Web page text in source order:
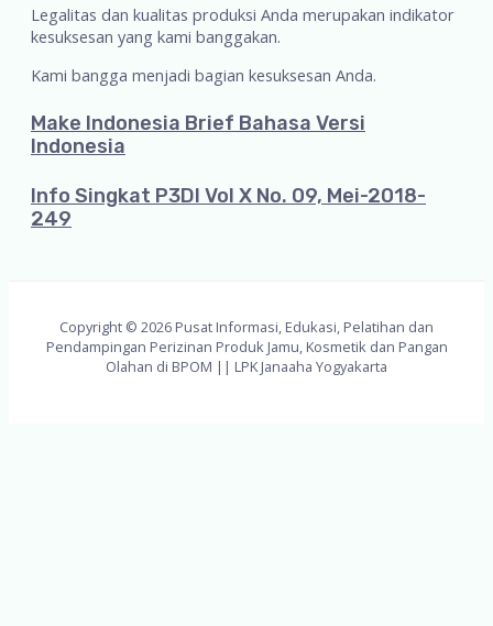
Legalitas dan kualitas produksi Anda merupakan indikator
kesuksesan yang kami banggakan.
Kami bangga menjadi bagian kesuksesan Anda.
Make Indonesia Brief Bahasa Versi
Indonesia
Info Singkat P3DI Vol X No. 09, Mei-2018-
249
Copyright © 2026 Pusat Informasi, Edukasi, Pelatihan dan
Pendampingan Perizinan Produk Jamu, Kosmetik dan Pangan
Olahan di BPOM || LPK Janaaha Yogyakarta